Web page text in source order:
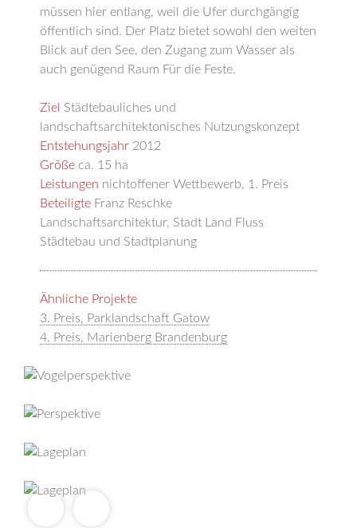
müssen hier entlang, weil die Ufer durchgängig
öffentlich sind. Der Platz bietet sowohl den weiten
Blick auf den See, den Zugang zum Wasser als
auch genügend Raum Für die Feste.
Ziel Städtebauliches und
landschaftsarchitektonisches Nutzungskonzept
Entstehungsjahr 2012
Größe ca. 15 ha
Leistungen nichtoffener Wettbewerb, 1. Preis
Beteiligte Franz Reschke
Landschaftsarchitektur, Stadt Land Fluss
Städtebau und Stadtplanung
Ähnliche Projekte
3. Preis, Parklandschaft Gatow
4. Preis, Marienberg Brandenburg